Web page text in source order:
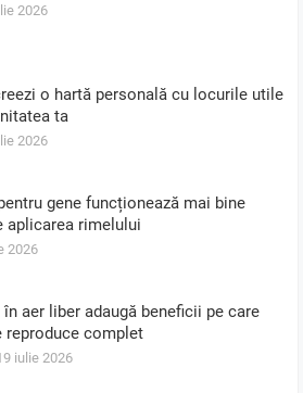
2026
o hartă personală cu locurile utile
ta
2026
gene funcționează mai bine
aplicarea rimelului
2026
aer liber adaugă beneficii pe care
reproduce complet
iulie 2026